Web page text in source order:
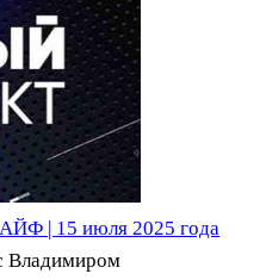
| 15 июля 2025 года
Владимиром